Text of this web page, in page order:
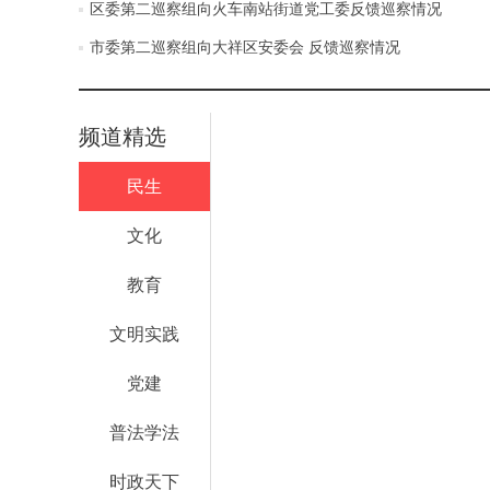
区委第二巡察组向火车南站街道党工委反馈巡察情况
市委第二巡察组向大祥区安委会 反馈巡察情况
频道精选
民生
文化
教育
文明实践
党建
普法学法
时政天下